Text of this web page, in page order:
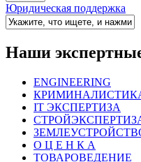
Юридическая поддержка
Наши
ENGINEERING
IT ЭКСПЕРТИЗА
О Ц Е Н К А
ТОВАРОВЕДЕНИЕ